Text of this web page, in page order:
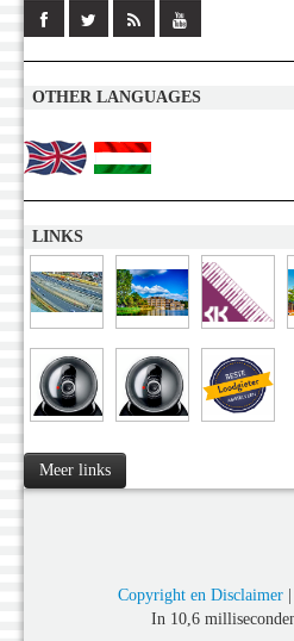
OTHER LANGUAGES
LINKS
Meer links
Copyright en Disclaimer|
In 10,6